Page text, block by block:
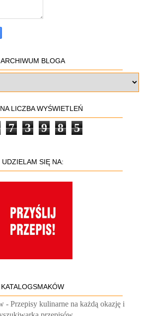
ARCHIWUM BLOGA
LICZBA WYŚWIETLEŃ
7 3 9 8 5
UDZIELAM SIĘ NA:
KATALOGSMAKÓW